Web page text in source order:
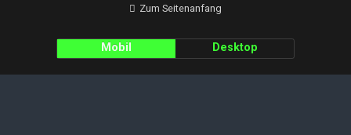
Zum Seitenanfang
Mobil Desktop